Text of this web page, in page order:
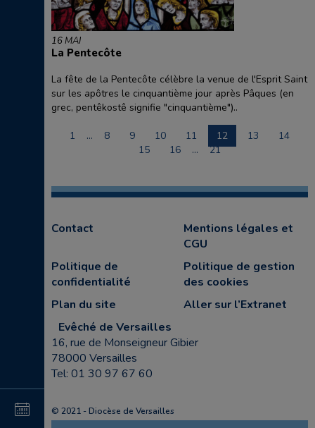
au
au
16 MAI
La Pentecôte
La fête de la Pentecôte célèbre la venue de l'Esprit Saint
sur les apôtres le cinquantième jour après Pâques (en
grec, pentêkostê signifie "cinquantième")..
1 … 8 9 10 11 12 13
14
15
16 … 21
Contact
Mentions légales et
CGU
Politique de
confidentialité
Politique de gestion
des cookies
Plan du site
Aller sur l’Extranet
Evêché de Versailles
16, rue de Monseigneur Gibier
78000 Versailles
Tel: 01 30 97 67 60
© 2021 - Diocèse de Versailles